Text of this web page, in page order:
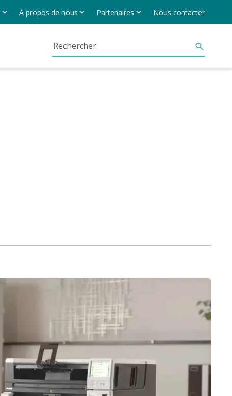
À propos de nous Partenaires Nous contacter